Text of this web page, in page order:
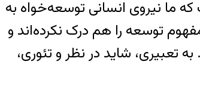
ما نیروی انسانی توسعه‌خواه به
توسعه را هم درک نکرده‌اند و
تعبیری، شاید در نظر و تئوری،